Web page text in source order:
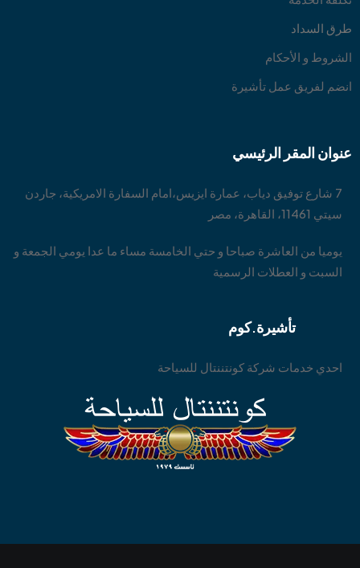
طرق السداد
الشروط و الأحكام
انضم لفريق عمل تأشيرة
عنوان المقر الرئيسي
7 شارع توفيق دياب، عمارة ايزيس،امام السفارة الامريكية، جاردن
سيتي 11461، القاهرة، مصر
يوميا من العاشرة صباحا و حتي الخامسة مساء ما عدا يومي الجمعة و
السبت و العطلات الرسمية
تأشيرة.كوم
احدي خدمات شركة كونتننتال للسياحة